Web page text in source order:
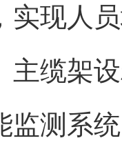
实现人
架设
监测系